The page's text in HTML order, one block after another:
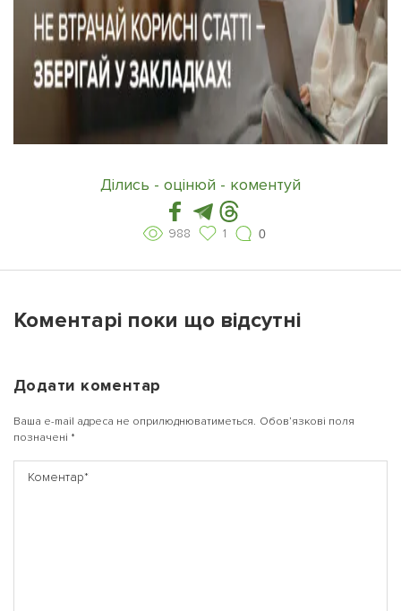
Ділись - оцінюй - коментуй
988 1 0
Коментарі поки що відсутні
Додати коментар
Ваша e-mail адреса не оприлюднюватиметься. Обов’язкові поля
позначені *